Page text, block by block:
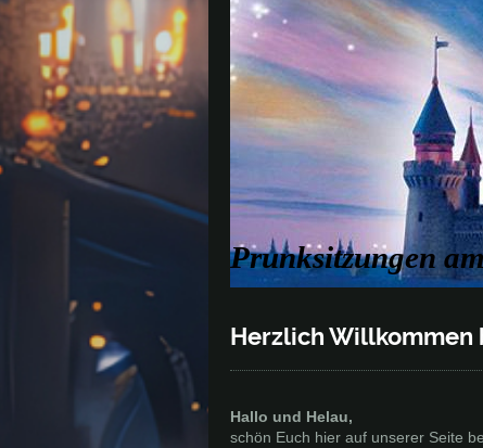
Prunksitzungen
Herzlich Willkommen
Hallo und Helau,
schön Euch hier auf unserer Seite